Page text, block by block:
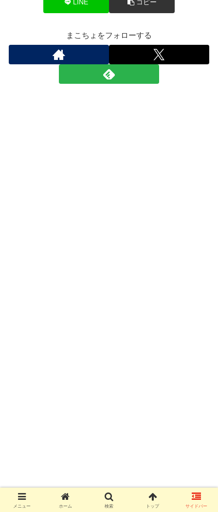
LINE コピー
まこちょをフォローする
メニュー ホーム 検索 トップ サイドバー